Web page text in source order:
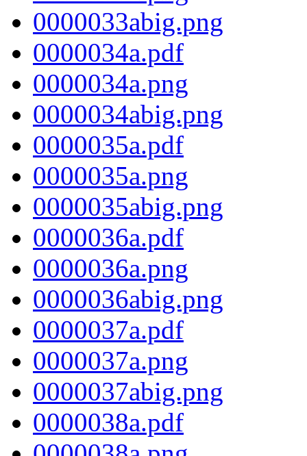
0000033abig.png
0000034a.pdf
0000034a.png
0000034abig.png
0000035a.pdf
0000035a.png
0000035abig.png
0000036a.pdf
0000036a.png
0000036abig.png
0000037a.pdf
0000037a.png
0000037abig.png
0000038a.pdf